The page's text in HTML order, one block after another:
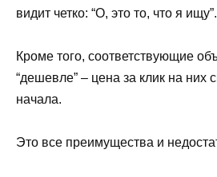
видит четко: “О, это то, что я ищу”.
Кроме того, соответствующие
“дешевле” – цена за клик на них
начала.
Это все преимущества и